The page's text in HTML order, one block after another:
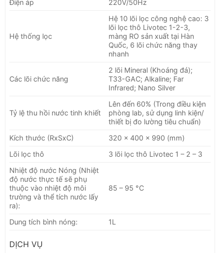
Điện áp 220V/50Hz
Hệ thống lọc
Hệ 10 lõi lọc công nghệ cao: 3
lõi lọc thô Livotec 1-2-3,
màng RO sản xuất tại Hàn
Quốc, 6 lõi chức năng thay
nhanh
Các lõi chức năng
2 lõi Mineral (Khoáng đá);
T33-GAC; Alkaline; Far
Infrared; Nano Silver
Tỷ lệ thu hồi nước tinh khiết
Lên đến 60% (Trong điều kiện
phòng lab, sử dụng linh kiện/
thiết bị đo lường tiêu chuẩn)
Kích thước (RxSxC)
320 x 400 x 990 (mm)
Lõi lọc thô
3 lõi lọc thô Livotec 1 – 2 – 3
Nhiệt độ nước Nóng (Nhiệt
độ nước thực tế sẽ phụ
thuộc vào nhiệt độ môi
trường và thể tích nước lấy
ra):
85 – 95 °C
Dung tích bình nóng: 1L
DỊCH VỤ